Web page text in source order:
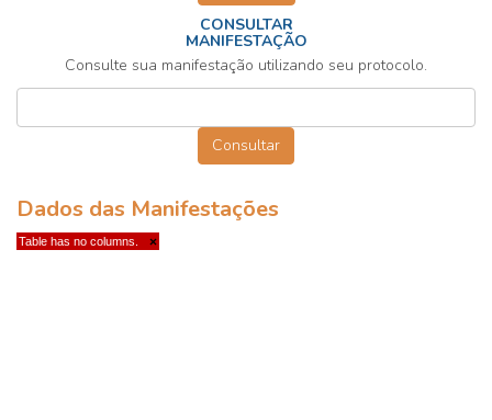
CONSULTAR
MANIFESTAÇÃO
Consulte sua manifestação utilizando seu protocolo.
Dados das Manifestações
Table has no columns. ×